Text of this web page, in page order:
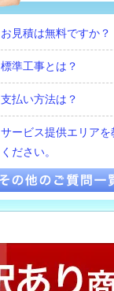
お見積は無料ですか？
標準工事とは？
支払い方法は？
サービス提供エリアを
ください。